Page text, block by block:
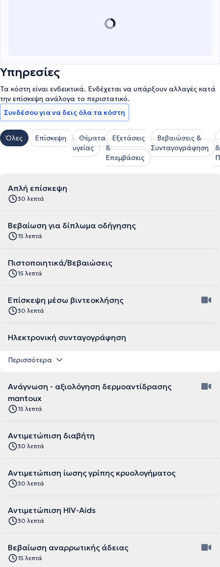
Υπηρεσίες
Τα κόστη είναι ενδεικτικά. Ενδέχεται να υπάρξουν αλλαγές κατά
την επίσκεψη ανάλογα το περιστατικό.
Συνδέσου για να δεις όλα τα κόστη
Όλες Επίσκεψη
Θέματα
υγείας
Εξετάσεις
&
Επεμβάσεις
Βεβαιώσεις &
Συνταγογράφηση
&
Απλή επίσκεψη
30 λεπτά
Βεβαίωση για δίπλωμα οδήγησης
15 λεπτά
Πιστοποιητικά/Βεβαιώσεις
15 λεπτά
Επίσκεψη μέσω βιντεοκλήσης
30 λεπτά
Ηλεκτρονική συνταγογράφηση
Περισσότερα
Ανάγνωση - αξιολόγηση δερμοαντίδρασης
mantoux
15 λεπτά
Αντιμετώπιση διαβήτη
30 λεπτά
Αντιμετώπιση ίωσης γρίπης κρυολογήματος
30 λεπτά
Αντιμετώπιση HIV-Aids
30 λεπτά
Βεβαίωση αναρρωτικής άδειας
15 λεπτά